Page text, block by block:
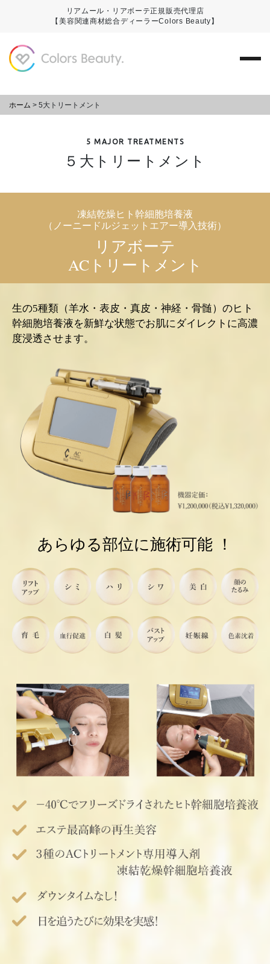
リアムール・リアボーテ正規販売代理店
【美容関連商材総合ディーラーColors Beauty】
ホーム > 5大トリートメント
5 MAJOR TREATMENTS
５大トリートメント
凍結乾燥ヒト幹細胞培養液
（ノーニードルジェットエアー導入技術）
リアボーテ
ACトリートメント
生の5種類（羊水・表皮・真皮・神経・骨髄）のヒト
幹細胞培養液を新鮮な状態でお肌にダイレクトに高濃
度浸透させます。
あらゆる部位に施術可能 ！